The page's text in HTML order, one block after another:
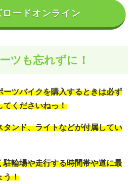
ロードオンライン
ツも忘れずに！
ーツバイクを購入するときは必ず
てくださいねっ！
タンド、ライトなどが付属してい
駐輪場や走行する時間帯や道に最
う！